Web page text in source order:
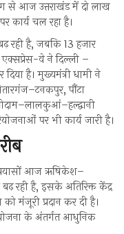
से आज उत्तराखंड में दो लाख
कार्य चल रहा है।
रही है, जबकि 13 हजार
एक्सप्रेस-वे ने दिल्ली –
है। मुख्यमंत्री धामी ने
पौंटा
पर भी कार्य जारी है।
प्रयासों आज ऋषिकेश–
रही है, इसके अतिरिक्त केंद्र
मंजूरी प्रदान कर दी है।
के अंतर्गत आधुनिक